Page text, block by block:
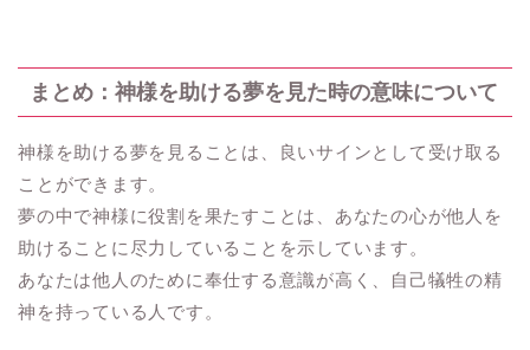
まとめ：神様を助ける夢を見た時の意味について
神様を助ける夢を見ることは、良いサインとして受け取る
ことができます。
夢の中で神様に役割を果たすことは、あなたの心が他人を
助けることに尽力していることを示しています。
あなたは他人のために奉仕する意識が高く、自己犠牲の精
神を持っている人です。